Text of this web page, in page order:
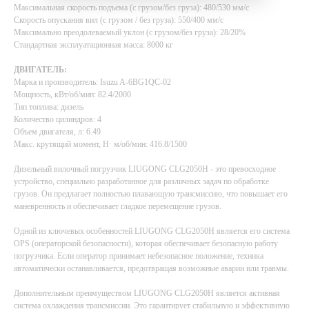
Максимальная скорость подъема (с грузом/без груза): 480/530 мм/с
Скорость опускания вил (с грузом / без груза): 550/400 мм/с
Максимально преодолеваемый уклон (с грузом/без груза): 28/20%
Стандартная эксплуатационная масса: 8000 кг
ДВИГАТЕЛЬ:
Марка и производитель: Isuzu A-6BG1QC-02
Мощность, кВт/об/мин: 82.4/2000
Тип топлива: дизель
Количество цилиндров: 4
Объем двигателя, л: 6.49
Макс. крутящий момент, Н· м/об/мин: 416.8/1500
Дизельный вилочный погрузчик LIUGONG CLG2050H - это превосходное
устройство, специально разработанное для различных задач по обработке
грузов. Он предлагает полностью плавающую трансмиссию, что повышает его
маневренность и обеспечивает гладкое перемещение грузов.
Одной из ключевых особенностей LIUGONG CLG2050H является его система
ОРS (операторской безопасности), которая обеспечивает безопасную работу
погрузчика. Если оператор принимает небезопасное положение, техника
автоматически останавливается, предотвращая возможные аварии или травмы.
Дополнительным преимуществом LIUGONG CLG2050H является активная
система охлаждения трансмиссии. Это гарантирует стабильную и эффективную